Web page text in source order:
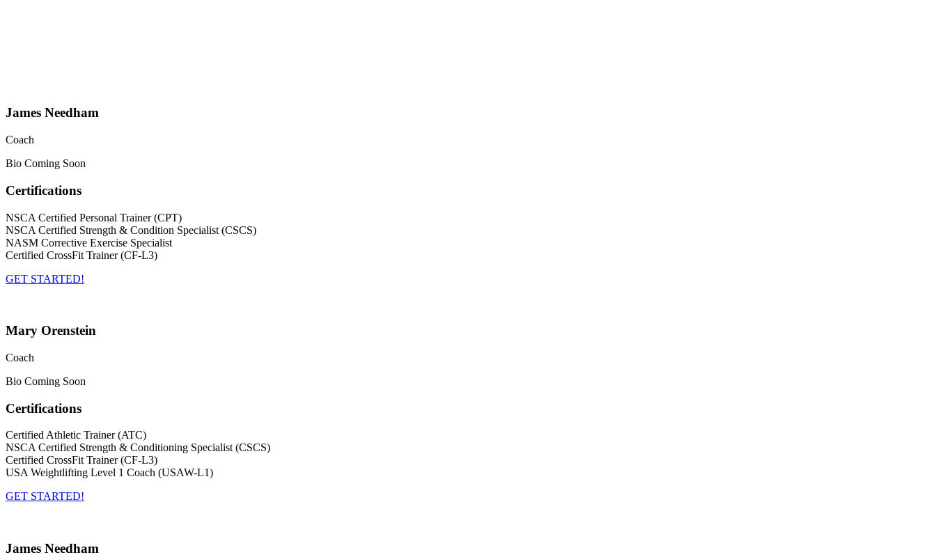
James Needham
Coach
Bio Coming Soon
Certifications
NSCA Certified Personal Trainer (CPT)
NSCA Certified Strength & Condition Specialist (CSCS)
NASM Corrective Exercise Specialist
Certified CrossFit Trainer (CF-L3)
GET STARTED!
Mary Orenstein
Coach
Bio Coming Soon
Certifications
Certified Athletic Trainer (ATC)
NSCA Certified Strength & Conditioning Specialist (CSCS)
Certified CrossFit Trainer (CF-L3)
USA Weightlifting Level 1 Coach (USAW-L1)
GET STARTED!
James Needham